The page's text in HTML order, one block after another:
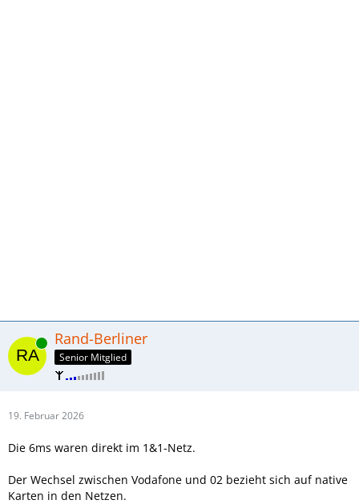
Online Rand-Berliner
Senior Mitglied
19. Februar 2026
Die 6ms waren direkt im 1&1-Netz.
Der Wechsel zwischen Vodafone und 02 bezieht sich auf native
Karten in den Netzen.